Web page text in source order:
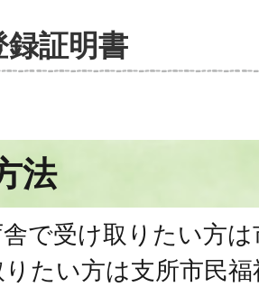
録証明書
法
で受け取りたい方
たい方は支所市民